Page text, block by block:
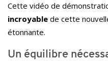
Cette vidéo de
incroyable de cette
étonnante.
Un équilibre